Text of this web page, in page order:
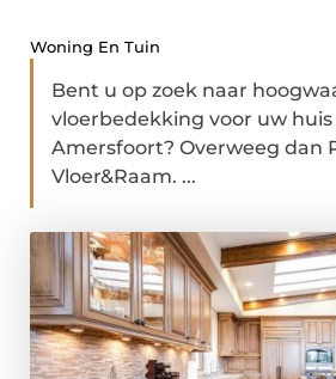
Woning En Tuin
Bent u op zoek naar
vloerbedekking voor uw
Amersfoort? Overweeg dan
Vloer&Raam. ...